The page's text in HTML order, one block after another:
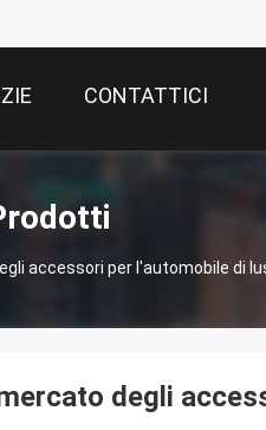
CONTATTICI
accessori per l'automobile di
degli